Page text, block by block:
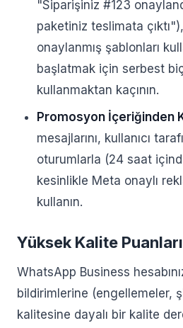
"Siparişiniz #123
paketiniz teslimata
onaylanmış şablonları
başlatmak için serbest
kullanmaktan kaçının.
Promosyon İçeriğinden
mesajlarını, kullanıcı
oturumlarla (24 saat
kesinlikle Meta onaylı
kullanın.
Yüksek Kalite
WhatsApp Business
bildirimlerine (engellemeler,
kalitesine dayalı bir kalite